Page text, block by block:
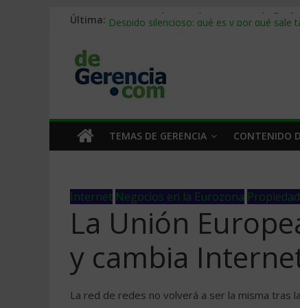
Última: Stablecoins para empresas: cómo pagar y
Trabajo forzoso en la cadena de
Mercado hispano de EE. UU.: cómo
TEMAS DE GERENCIA CONTENIDO
Internet Negocios en la Eurozona
La Unión
y cambia
La red de redes no volverá a ser la misma tras